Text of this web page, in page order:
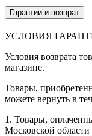
Гарантии и возврат
УСЛОВИЯ
Условия возврата
магазине.
Товары,
можете вернуть в
1. Товары,
Московской